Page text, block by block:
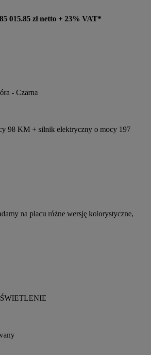
015.85 zł netto + 23% VAT*
- Czarna
98 KM + silnik elektryczny o mocy 197
na placu różne wersję kolorystyczne,